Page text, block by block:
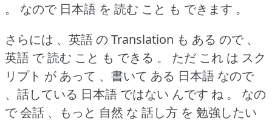
。
なので 日本語 を 読む こと も できます 。
さらには 、英語 の Translation も ある ので 、
英語 で 読む こと も できる 。
ただ これ は スク
リプト が あって 、書いて ある 日本語 なので
、話している 日本語 ではない んです ね 。
なの
で 会話 、もっと 自然 な 話し方 を 勉強したい